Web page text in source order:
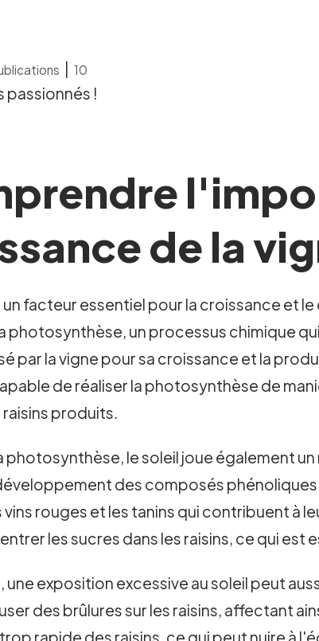
|10
passionnés !
de la
un facteur essentiel pour la croissance et
photosynthèse, un processus chimique
par la vigne pour sa croissance et la
de réaliser la photosynthèse de
produits.
photosynthèse, le soleil joue également
des composés
rouges et les tanins qui contribuent à
les sucres dans les raisins, ce qui
une exposition excessive au soleil peut
des brûlures sur les raisins, affectant
rapide des raisins, ce qui peut nuire à